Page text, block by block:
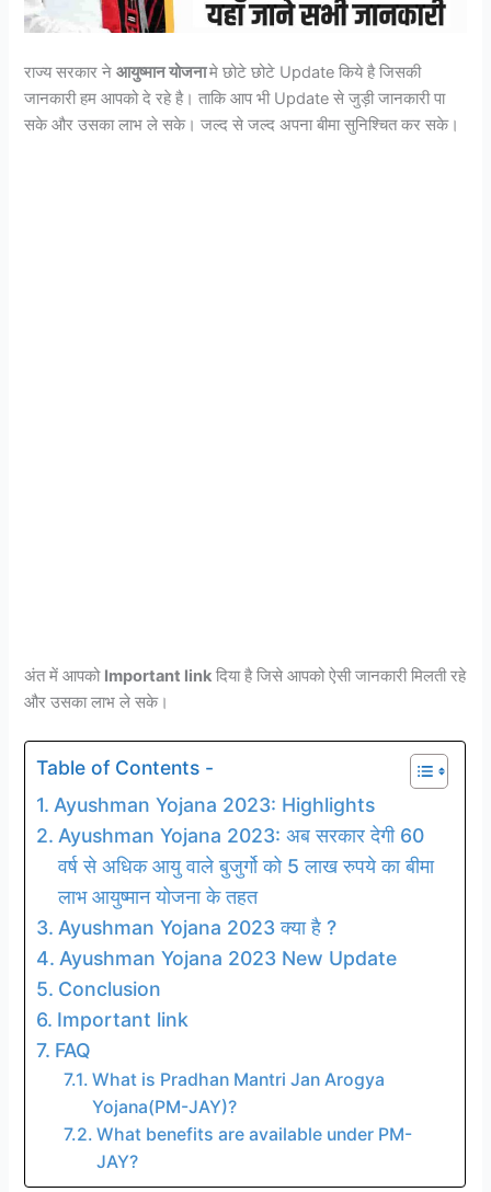
राज्य सरकार नेआयुष्मान योजनामे छोटे छोटे Update किये है जिसकी
जानकारी हम आपको दे रहे है। ताकि आप भी Update से जुड़ी जानकारी पा
सके और उसका लाभ ले सके। जल्द से जल्द अपना बीमा सुनिश्चित कर सके।
अंत में आपको Important link दिया है जिसे आपको ऐसी जानकारी मिलती रहे
और उसका लाभ ले सके।
Table of Contents -
Ayushman Yojana 2023: Highlights
Ayushman Yojana 2023: अब सरकार देगी 60
वर्ष से अधिक आयु वाले बुजुर्गो को 5 लाख रुपये का बीमा
लाभ आयुष्मान योजना के तहत
Ayushman Yojana 2023 क्या है ?
Ayushman Yojana 2023 New Update
Conclusion
Important link
FAQ
What is Pradhan Mantri Jan Arogya
Yojana(PM-JAY)?
What benefits are available under PM-
JAY?